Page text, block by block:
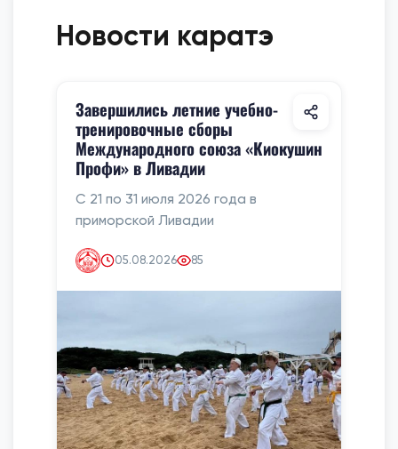
Новости каратэ
Завершились летние учебно-
тренировочные сборы
Международного союза «Киокушин
Профи» в Ливадии
С 21 по 31 июля 2026 года в
приморской Ливадии
05.08.2026 85